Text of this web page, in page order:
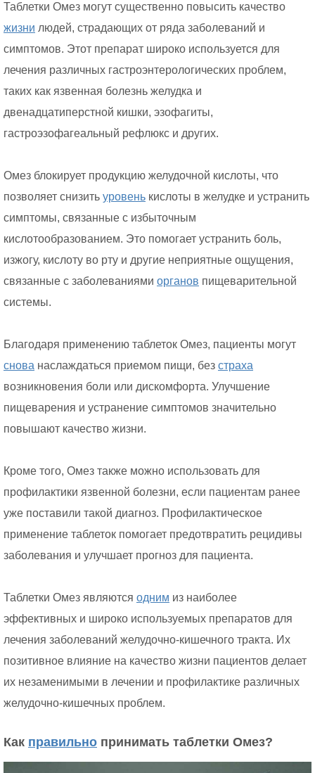
Таблетки Омез могут существенно повысить качество
жизни людей, страдающих от ряда заболеваний и
симптомов. Этот препарат широко используется для
лечения различных гастроэнтерологических проблем,
таких как язвенная болезнь желудка и
двенадцатиперстной кишки, эзофагиты,
гастроэзофагеальный рефлюкс и других.
Омез блокирует продукцию желудочной кислоты, что
позволяет снизить уровень кислоты в желудке и устранить
симптомы, связанные с избыточным
кислотообразованием. Это помогает устранить боль,
изжогу, кислоту во рту и другие неприятные ощущения,
связанные с заболеваниями органов пищеварительной
системы.
Благодаря применению таблеток Омез, пациенты могут
снова наслаждаться приемом пищи, без страха
возникновения боли или дискомфорта. Улучшение
пищеварения и устранение симптомов значительно
повышают качество жизни.
Кроме того, Омез также можно использовать для
профилактики язвенной болезни, если пациентам ранее
уже поставили такой диагноз. Профилактическое
применение таблеток помогает предотвратить рецидивы
заболевания и улучшает прогноз для пациента.
Таблетки Омез являются одним из наиболее
эффективных и широко используемых препаратов для
лечения заболеваний желудочно-кишечного тракта. Их
позитивное влияние на качество жизни пациентов делает
их незаменимыми в лечении и профилактике различных
желудочно-кишечных проблем.
Как правильно принимать таблетки Омез?